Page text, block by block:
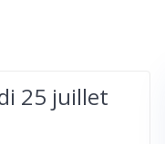
25 juillet